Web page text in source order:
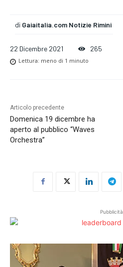
di Gaiaitalia.com Notizie Rimini
22 Dicembre 2021 265
Lettura: meno di 1 minuto
Articolo precedente
Domenica 19 dicembre ha
aperto al pubblico “Waves
Orchestra”
Pubblicità